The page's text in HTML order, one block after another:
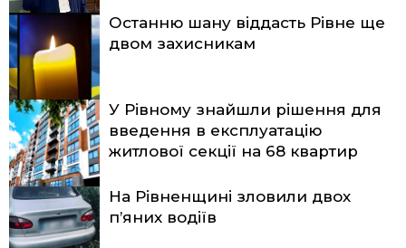
Останню шану віддасть Рівне ще
двом захисникам
У Рівному знайшли рішення для
введення в експлуатацію
житлової секції на 68 квартир
На Рівненщині зловили двох
п’яних водіїв